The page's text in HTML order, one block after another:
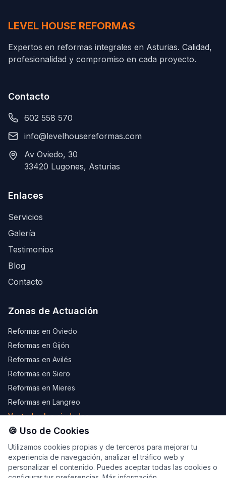
LEVEL HOUSE REFORMAS
Expertos en reformas integrales en Asturias. Calidad,
profesionalidad y compromiso en cada proyecto.
Contacto
602 558 570
info@levelhousereformas.com
Av Oviedo, 30
33420 Lugones, Asturias
Enlaces
Servicios
Galería
Testimonios
Blog
Contacto
Zonas de Actuación
Reformas en Oviedo
Reformas en Gijón
Reformas en Avilés
Reformas en Siero
Reformas en Mieres
Reformas en Langreo
Ver todas las ciudades →
© 2026 LevelHouseReformas.com — Web desarrollada por
Marco López, CEO de Ecoim.esyNeonX.es
🍪 Uso de Cookies
Utilizamos cookies propias y de terceros para mejorar tu
experiencia de navegación, analizar el tráfico web y
personalizar el contenido. Puedes aceptar todas las cookies o